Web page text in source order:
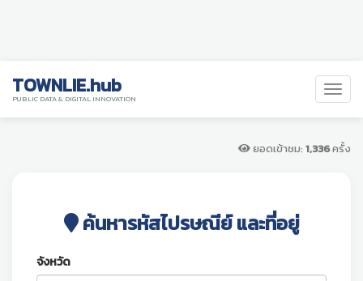
TOWNLIE.hub
PUBLIC DATA & DIGITAL INNOVATION
ยอดเข้าชม: 1,336ครั้ง
ค้นหารหัสไปรษณีย์ และที่อยู่
จังหวัด